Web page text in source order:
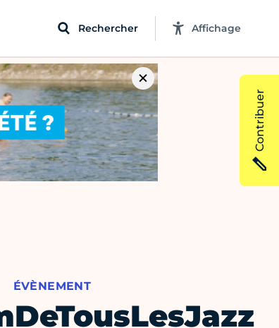
Rechercher Affichage
ÉVÈNEMENT
Contribuer